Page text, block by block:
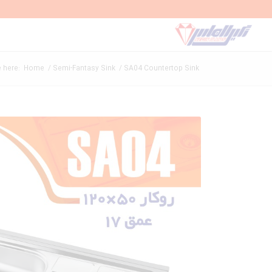
here: Home / Semi-Fantasy Sink / SA04 Countertop Sink